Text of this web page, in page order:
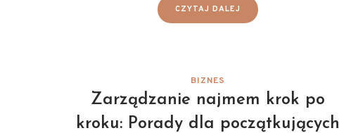
CZYTAJ DALEJ
BIZNES
Zarządzanie najmem krok po
kroku: Porady dla początkujących